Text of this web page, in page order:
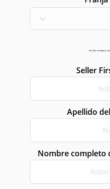
Por favor verifique y
Seller
Apellido
Nombre completo